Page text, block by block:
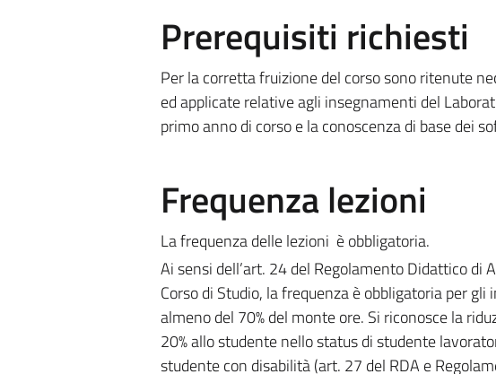
Prerequisiti richiesti
Per la corretta fruizione del corso sono ritenute
ed applicate relative agli insegnamenti del
primo anno di corso e la conoscenza di base dei
Frequenza lezioni
La frequenza delle lezioni è obbligatoria.
Ai sensi dell’art. 24 del Regolamento Didattico di
Corso di Studio, la frequenza è obbligatoria per
almeno del 70% del monte ore. Si riconosce la
20% allo studente nello status di studente
studente con disabilità (art. 27 del RDA e